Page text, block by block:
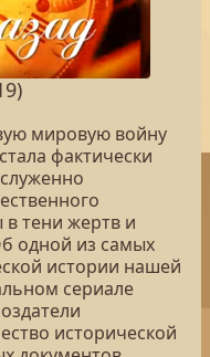
мировую войну
фактически
в тени жертв и
одной из самых
истории нашей
сериале
исторической